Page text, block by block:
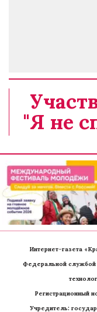
"Я не
Интернет-газета
Федеральной службой
Регистрационный
Учредитель: